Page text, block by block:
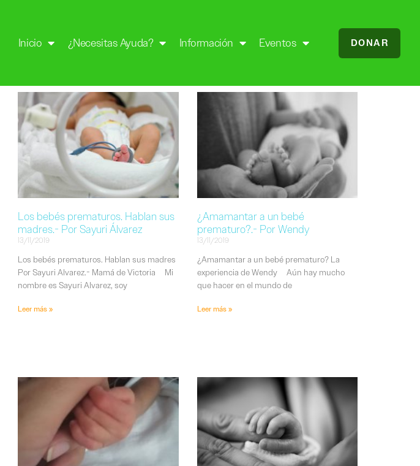
Inicio ¿Necesitas Ayuda? Información Eventos DONAR
Los bebés prematuros. Hablan sus
madres.- Por Sayuri Álvarez
13/11/2019
Los bebés prematuros. Hablan sus madres
Por Sayuri Alvarez.- Mamá de Victoria Mi
nombre es Sayuri Alvarez, soy
Leer más »
¿Amamantar a un bebé
prematuro?.- Por Wendy
13/11/2019
¿Amamantar a un bebé prematuro? La
experiencia de Wendy Aún hay mucho
que hacer en el mundo de
Leer más »